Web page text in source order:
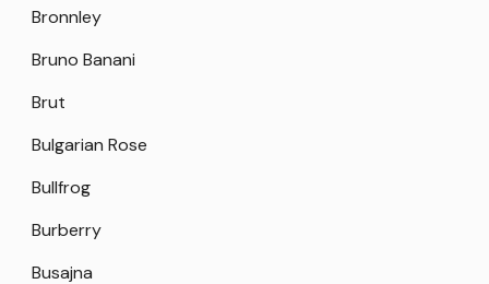
Bronnley
Bruno Banani
Brut
Bulgarian Rose
Bullfrog
Burberry
Busajna